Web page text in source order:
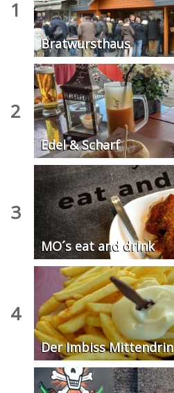
1
Bratwursthaus
2
Edel & Scharf
3
MO´s eat and drink
4
Der Imbiss Mittendrin